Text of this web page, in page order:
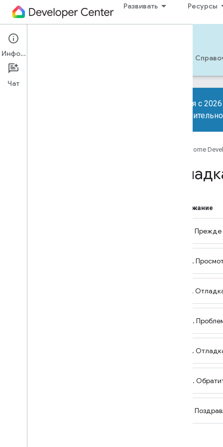
Развивать Ресурсы
Matter
Начать
Начиная с
Google Home
Содержание
1.
2.
3.
4.
5.
6.
7.
Информация
Чат